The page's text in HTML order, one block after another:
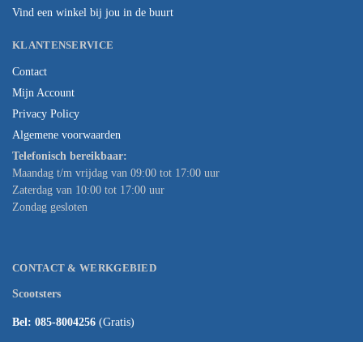
Vind een winkel bij jou in de buurt
KLANTENSERVICE
Contact
Mijn Account
Privacy Policy
Algemene voorwaarden
Telefonisch bereikbaar:
Maandag t/m vrijdag van 09:00 tot 17:00 uur
Zaterdag van 10:00 tot 17:00 uur
Zondag gesloten
CONTACT & WERKGEBIED
Scootsters
Bel: 085-8004256 (Gratis)